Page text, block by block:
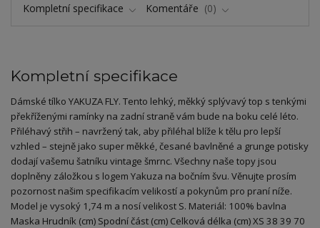
Kompletní specifikace Komentáře 0
Kompletní specifikace
Dámské tílko YAKUZA FLY. Tento lehký, měkký splývavý top s tenkými
překříženými ramínky na zadní straně vám bude na boku celé léto.
Přiléhavý střih – navržený tak, aby přiléhal blíže k tělu pro lepší
vzhled – stejně jako super měkké, česané bavlněné a grunge potisky
dodají vašemu šatníku vintage šmrnc. Všechny naše topy jsou
doplněny záložkou s logem Yakuza na bočním švu. Věnujte prosím
pozornost našim specifikacím velikostí a pokynům pro praní níže.
Model je vysoký 1,74 m a nosí velikost S. Materiál: 100% bavlna
Maska Hrudník (cm) Spodní část (cm) Celková délka (cm) XS 38 39 70